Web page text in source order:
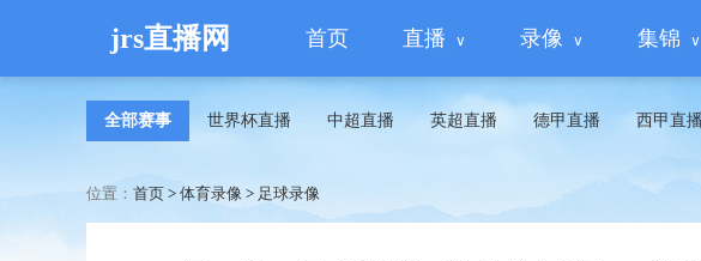
jrs直播网 首页 直播 录像 集锦
全部赛事 世界杯直播 中超直播 英超直播 德甲直播 西甲直
位置： 首页 > 体育录像 > 足球录像